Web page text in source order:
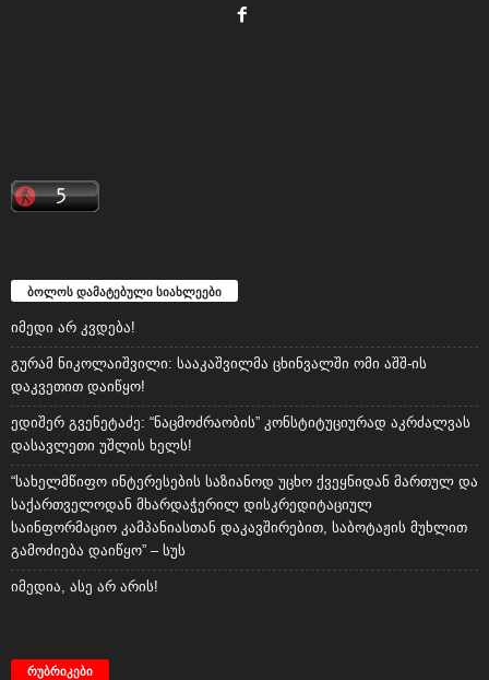
ბოლოს დამატებული სიახლეები
იმედი არ კვდება!
გურამ ნიკოლაიშვილი: სააკაშვილმა ცხინვალში ომი აშშ-ის
დაკვეთით დაიწყო!
ედიშერ გვენეტაძე: “ნაცმოძრაობის” კონსტიტუციურად აკრძალვას
დასავლეთი უშლის ხელს!
“სახელმწიფო ინტერესების საზიანოდ უცხო ქვეყნიდან მართულ და
საქართველოდან მხარდაჭერილ დისკრედიტაციულ
საინფორმაციო კამპანიასთან დაკავშირებით, საბოტაჟის მუხლით
გამოძიება დაიწყო” – სუს
იმედია, ასე არ არის!
რუბრიკები